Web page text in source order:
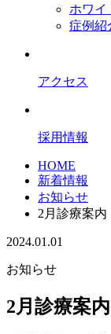
ホワイ
症例紹
アクセス
採用情報
HOME
新着情報
お知らせ
2月診療案内
2024.01.01
お知らせ
2月診療案内